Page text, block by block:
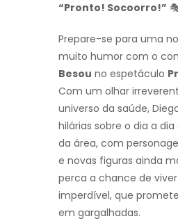
“Pronto! Socoorro!”
Prepare-se para uma
muito humor com o
Besou no espetáculo
Com um olhar
universo da saúde,
hilárias sobre o dia a
da área, com
e novas figuras ainda
perca a chance de
imperdível, que
em gargalhadas.